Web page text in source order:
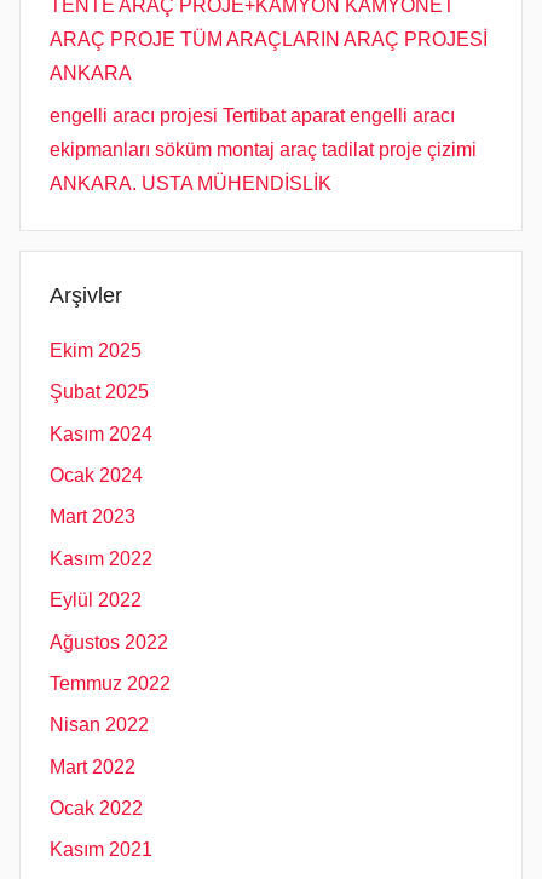
TENTE ARAÇ PROJE+KAMYON KAMYONET
ARAÇ PROJE TÜM ARAÇLARIN ARAÇ PROJESİ
ANKARA
engelli aracı projesi Tertibat aparat engelli aracı
ekipmanları söküm montaj araç tadilat proje çizimi
ANKARA. USTA MÜHENDİSLİK
Arşivler
Ekim 2025
Şubat 2025
Kasım 2024
Ocak 2024
Mart 2023
Kasım 2022
Eylül 2022
Ağustos 2022
Temmuz 2022
Nisan 2022
Mart 2022
Ocak 2022
Kasım 2021